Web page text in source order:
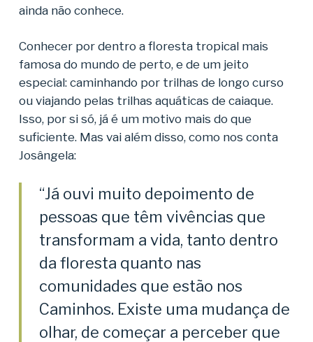
ainda não conhece.
Conhecer por dentro a floresta tropical mais
famosa do mundo de perto, e de um jeito
especial: caminhando por trilhas de longo curso
ou viajando pelas trilhas aquáticas de caiaque.
Isso, por si só, já é um motivo mais do que
suficiente. Mas vai além disso, como nos conta
Josângela:
“Já ouvi muito depoimento de
pessoas que têm vivências que
transformam a vida, tanto dentro
da floresta quanto nas
comunidades que estão nos
Caminhos. Existe uma mudança de
olhar, de começar a perceber que